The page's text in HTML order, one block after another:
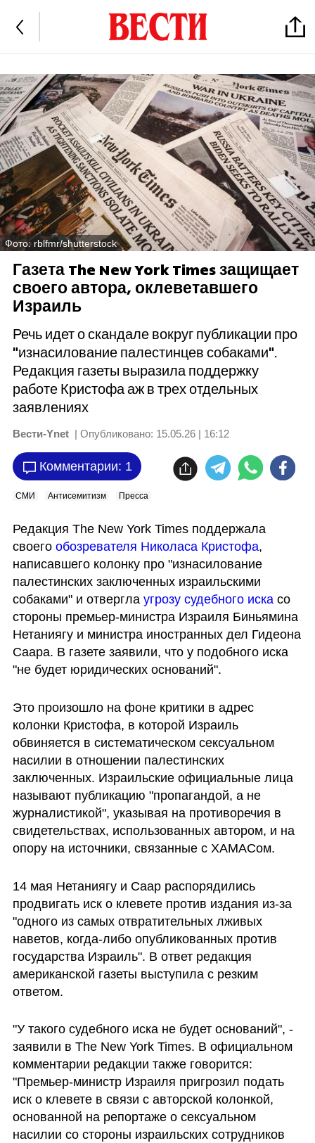
Фото: rblfmr/shutterstock
Газета The New York Times защищает
своего автора, оклеветавшего
Израиль
Речь идет о скандале вокруг публикации про
"изнасилование палестинцев собаками".
Редакция газеты выразила поддержку
работе Кристофа аж в трех отдельных
заявлениях
Вести-Ynet | Опубликовано: 15.05.26 | 16:12
Комментарии: 1
СМИ Антисемитизм Пресса
Редакция The New York Times поддержала
своего обозревателя Николаса Кристофа,
написавшего колонку про "изнасилование
палестинских заключенных израильскими
собаками" и отвергла угрозу судебного иска со
стороны премьер-министра Израиля Биньямина
Нетаниягу и министра иностранных дел Гидеона
Саара. В газете заявили, что у подобного иска
"не будет юридических оснований".
Это произошло на фоне критики в адрес
колонки Кристофа, в которой Израиль
обвиняется в систематическом сексуальном
насилии в отношении палестинских
заключенных. Израильские официальные лица
называют публикацию "пропагандой, а не
журналистикой", указывая на противоречия в
свидетельствах, использованных автором, и на
опору на источники, связанные с ХАМАСом.
14 мая Нетаниягу и Саар распорядились
продвигать иск о клевете против издания из-за
"одного из самых отвратительных лживых
наветов, когда-либо опубликованных против
государства Израиль". В ответ редакция
американской газеты выступила с резким
ответом.
"У такого судебного иска не будет оснований", -
заявили в The New York Times. В официальном
комментарии редакции также говорится:
"Премьер-министр Израиля пригрозил подать
иск о клевете в связи с авторской колонкой,
основанной на репортаже о сексуальном
насилии со стороны израильских сотрудников